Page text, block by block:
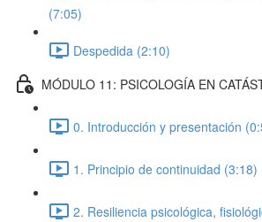
(7:05)
Despedida (2:10)
MÓDULO 11: PSICOLOGÍA EN
0. Introducción y presentación
1. Principio de continuidad (3:18)
2. Resiliencia psicológica,